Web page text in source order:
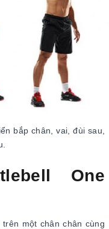
bắp chân, vai, đùi sau,
One
một chân chân cùng